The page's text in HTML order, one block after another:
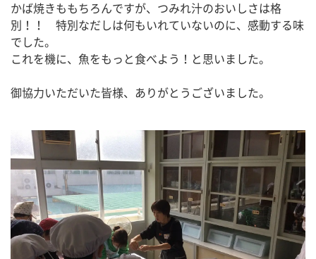
かば焼きももちろんですが、つみれ汁のおいしさは格
別！！　特別なだしは何もいれていないのに、感動する味
でした。
これを機に、魚をもっと食べよう！と思いました。
御協力いただいた皆様、ありがとうございました。